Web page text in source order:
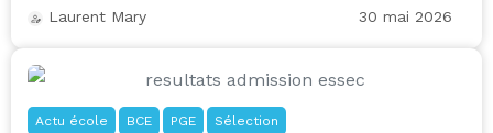
Laurent Mary
30 mai 2026
Actu école BCE PGE Sélection